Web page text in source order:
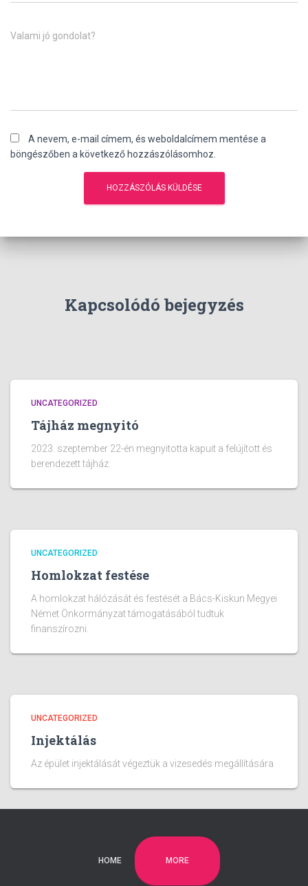
Valami jó gondolat?
A nevem, e-mail címem, és weboldalcímem mentése a
böngészőben a következő hozzászólásomhoz.
Kapcsolódó bejegyzés
UNCATEGORIZED
Tájház megnyitó
2023. szeptember 22-én megnyitotta kapuit a felújított és
berendezett tájház.
UNCATEGORIZED
Homlokzat festése
A homlokzat hálózását és festését a Bács-Kiskun Megyei
Német Önkormányzat támogatásából tudtuk
finanszírozni.
UNCATEGORIZED
Injektálás
Az épület injektálását végeztük a vizesedés megállítására
HOME MORE